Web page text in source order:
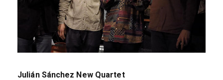
Julián Sánchez New Quartet